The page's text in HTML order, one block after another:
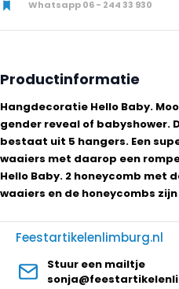
Whatsapp 06 - 244 33 930
Productinformatie
Hangdecoratie Hello Baby.
gender reveal of babyshower.
bestaat uit 5 hangers. Een
waaiers met daarop een
Hello Baby. 2 honeycomb met
waaiers en de honeycombs
Feestartikelenlimburg.nl
Stuur een mailtje